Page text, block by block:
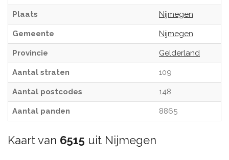
Plaats Nijmegen
Gemeente Nijmegen
Provincie Gelderland
Aantal straten 109
Aantal postcodes 148
Aantal panden 8865
Kaart van 6515 uit Nijmegen